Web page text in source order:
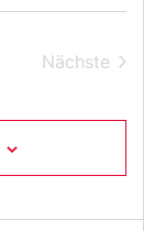
Nächste